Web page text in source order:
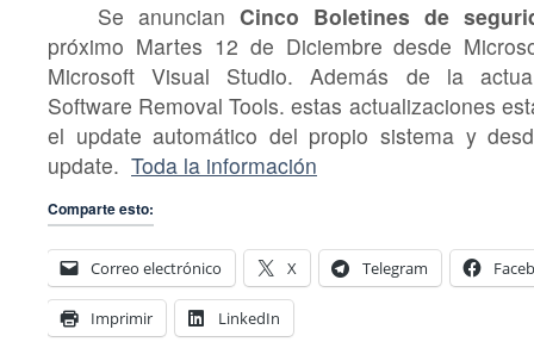
Se anuncian Cinco Boletines de
próximo Martes 12 de Diciembre desde
Microsoft Visual Studio. Además de la
Software Removal Tools. estas actualizaciones
el update automático del propio sistema y
update. Toda la información
Comparte esto:
Correo electrónico X Telegram
Imprimir LinkedIn